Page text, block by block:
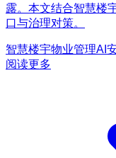
露。本文结合智慧楼
口与治理对策。
智慧楼宇物业管理AI
阅读更多